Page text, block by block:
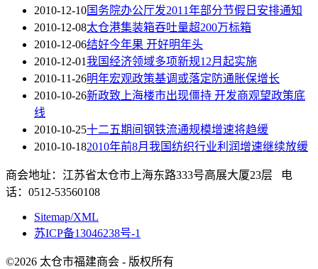
2010-12-10国务院办公厅发2011年部分节假日安排通知
2010-12-08太仓港集装箱吞吐量超200万标箱
2010-12-06结好今年果 开好明年头
2010-12-01我国经济领域多项新规12月起实施
2010-11-26明年宏观政策基调或落定防通胀保增长
2010-10-26新政致上海楼市出现僵持 开发商观望政策底
线
2010-10-25十二五期间钢铁流通规模增速将趋缓
2010-10-182010年前8月我国纺织行业利润增速继续放缓
商会地址：江苏省太仓市上海东路333号高展大厦23层 电
话：0512-53560108
Sitemap/XML
苏ICP备13046238号-1
©2026 太仓市福建商会 - 版权所有